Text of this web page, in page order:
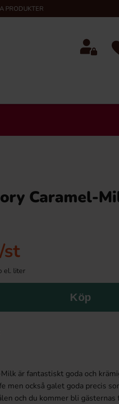
PRODUKTER
Caramel-
/st
el. liter
Köp
är fantastiskt goda och
men också galet goda precis
och du kommer bli gästernas